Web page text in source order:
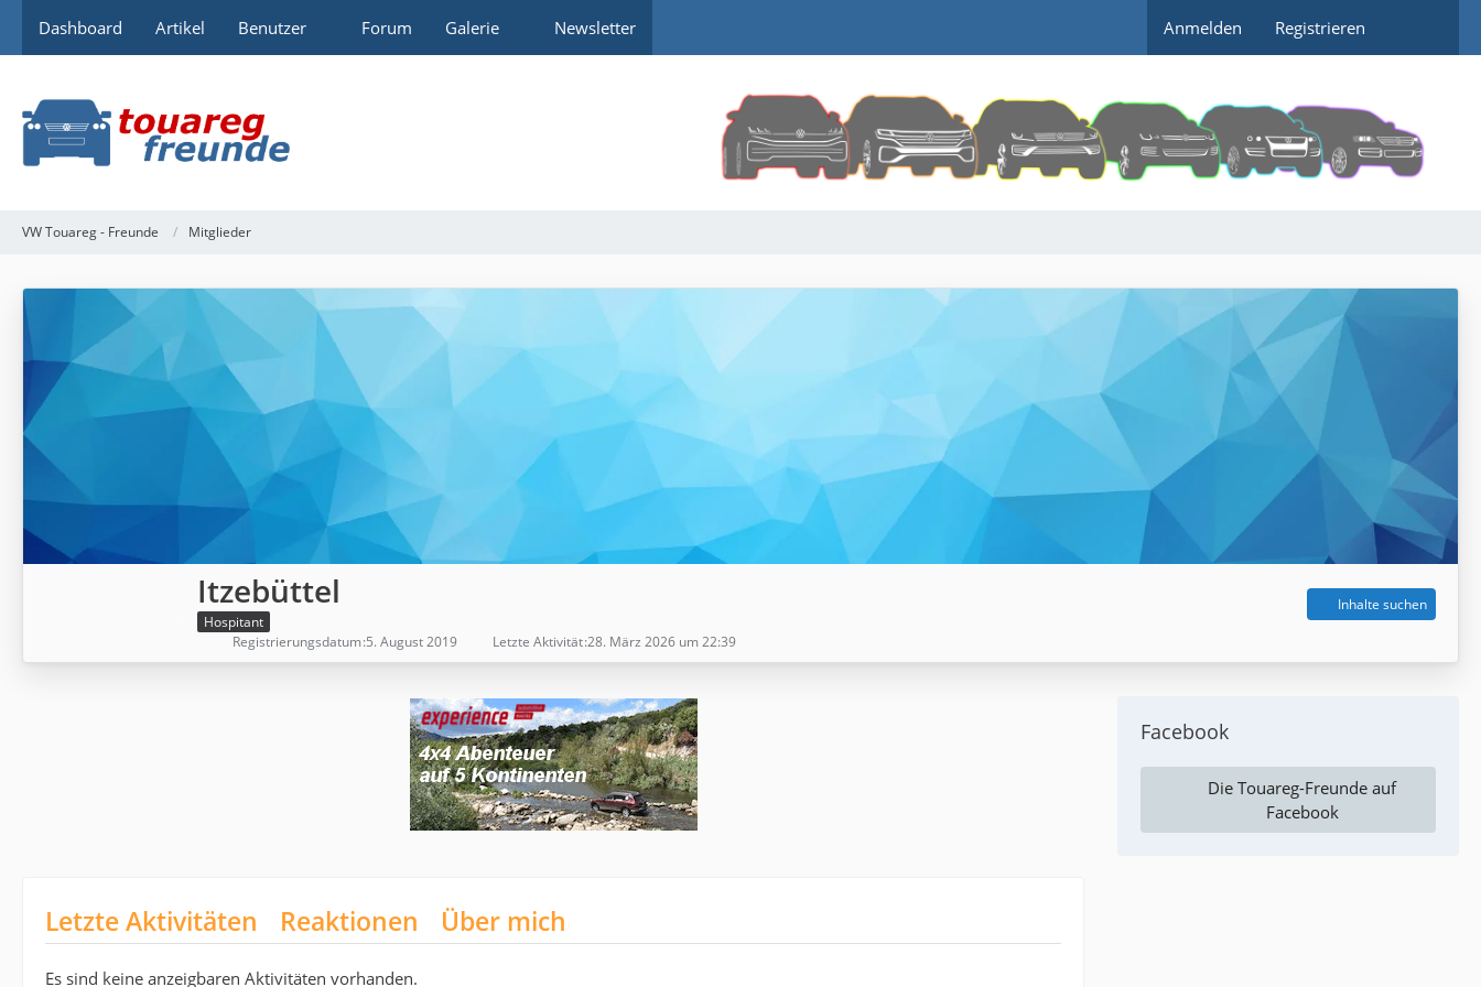
Dashboard Artikel Benutzer Forum Galerie Newsletter Anmelden Registrieren
VW Touareg - Freunde Mitglieder
Itzebüttel
Hospitant
Inhalte suchen
Registrierungsdatum 5. August 2019 Letzte Aktivität 28. März 2026 um 22:39
Letzte Aktivitäten Reaktionen Über mich
Es sind keine anzeigbaren Aktivitäten vorhanden.
Facebook
Die Touareg-Freunde auf
Facebook